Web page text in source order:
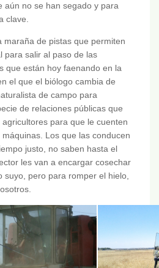
aún no se han segado y para
clave.
maraña de pistas que permiten
para salir al paso de las
que están hoy faenando en la
el que el biólogo cambia de
de campo para
de relaciones públicas que
para que le cuenten
Los que las conducen
justo, no saben hasta el
les van a encargar cosechar
suyo, pero para romper el hielo,